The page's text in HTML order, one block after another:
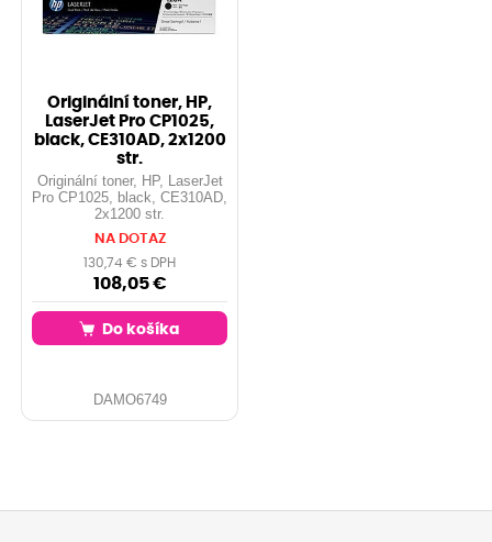
Originální toner, HP,
LaserJet Pro CP1025,
black, CE310AD, 2x1200
str.
Originální toner, HP, LaserJet
Pro CP1025, black, CE310AD,
2x1200 str.
NA DOTAZ
130,74 € s DPH
108,05 €
Do košíka
DAMO6749